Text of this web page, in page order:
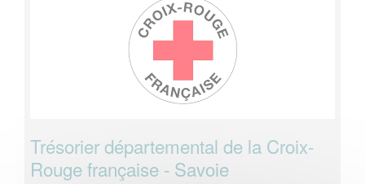
Trésorier départemental de la Croix-
Rouge française - Savoie